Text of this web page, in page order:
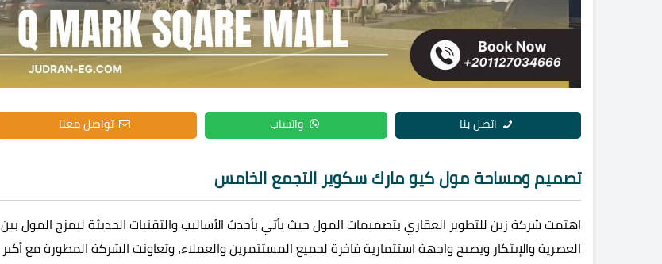
اتصل بنا واتساب تواصل معنا
تصميم ومساحة مول كيو مارك سكوير التجمع الخامس
اهتمت شركة زين للتطوير العقاري بتصميمات المول حيث يأتي بأحدث الأساليب والتقنيات الحديثة ليمزج المول بين
العصرية والإبتكار ويصبح واجهة استثمارية فاخرة لجميع المستثمرين والعملاء، وتعاونت الشركة المطورة مع أكبر